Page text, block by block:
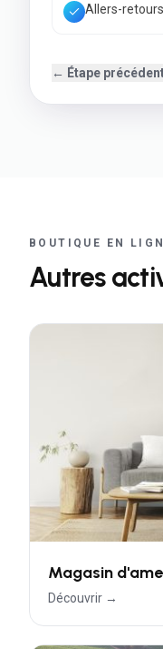
Back-office
← Étape
BOUTIQUE EN
Autres
Magasin
Découvrir →